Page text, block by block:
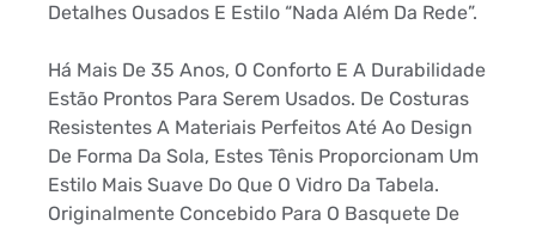
Detalhes Ousados E Estilo “Nada Além Da Rede”.
Há Mais De 35 Anos, O Conforto E A Durabilidade
Estão Prontos Para Serem Usados. De Costuras
Resistentes A Materiais Perfeitos Até Ao Design
De Forma Da Sola, Estes Tênis Proporcionam Um
Estilo Mais Suave Do Que O Vidro Da Tabela.
Originalmente Concebido Para O Basquete De